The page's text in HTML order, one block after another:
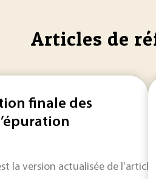
Articles de
finale des
la version actualisée de